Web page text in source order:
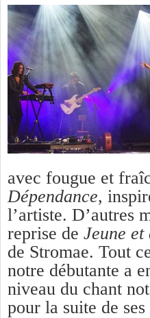
avec fougue et
Dépendance,
l’artiste. D’autres
reprise de Jeune et
de Stromae. Tout
notre débutante a
niveau du chant
pour la suite de ses